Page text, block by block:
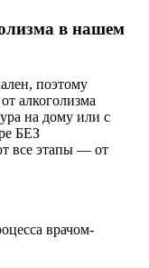
в нашем
поэтому
от алкоголизма
на дому или с
БЕЗ
все этапы — от
врачом-